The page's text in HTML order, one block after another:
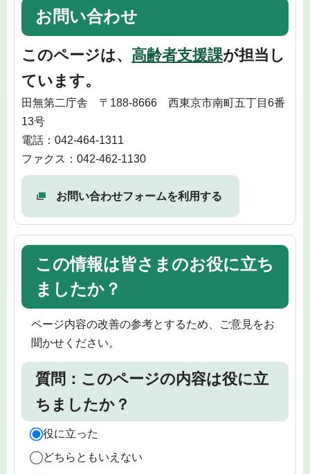
お問い合わせ
このページは、 高齢者支援課が担当し
ています。
田無第二庁舎 〒188-8666 西東京市南町五丁目6番
13号
電話：042-464-1311
ファクス：042-462-1130
お問い合わせフォームを利用する
この情報は皆さまのお役に立ち
ましたか？
ページ内容の改善の参考とするため、ご意見をお
聞かせください。
質問：このページの内容は役に立
ちましたか？
役に立った
どちらともいえない